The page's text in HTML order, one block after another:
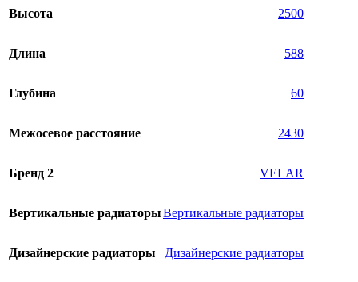
Высота 2500
Длина 588
Глубина 60
Межосевое расстояние 2430
Бренд 2 VELAR
Вертикальные радиаторыВертикальные радиаторы
Дизайнерские радиаторы Дизайнерские радиаторы